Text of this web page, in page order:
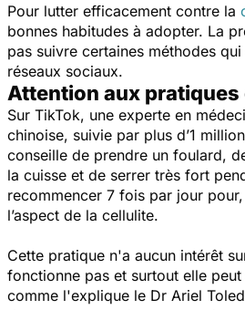
Pour lutter efficacement contre la
bonnes habitudes à adopter. La
pas suivre certaines méthodes
réseaux sociaux.
Attention aux pratiques
Sur TikTok, une experte en
chinoise, suivie par plus d’1
conseille de prendre un foulard,
la cuisse et de serrer très fort
recommencer 7 fois par jour
l’aspect de la cellulite.
Cette pratique n'a aucun intérêt
fonctionne pas et surtout elle
comme l'explique le Dr Ariel